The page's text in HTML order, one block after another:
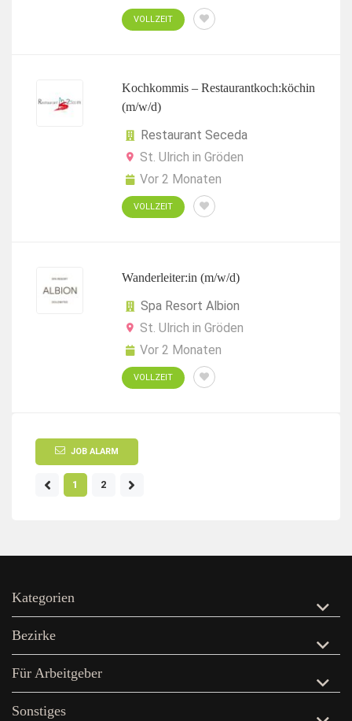
VOLLZEIT
Kochkommis – Restaurantkoch:köchin
(m/w/d)
Restaurant Seceda
St. Ulrich in Gröden
Vor 2 Monaten
VOLLZEIT
Wanderleiter:in (m/w/d)
Spa Resort Albion
St. Ulrich in Gröden
Vor 2 Monaten
VOLLZEIT
JOB ALARM
1 2
Kategorien
Bezirke
Für Arbeitgeber
Sonstiges